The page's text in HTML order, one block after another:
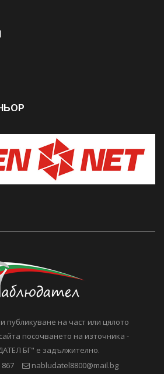
публикуване на част или цялото
посочването на източника -
БГ" е задължително.
867
nabludatel8800@mail.bg